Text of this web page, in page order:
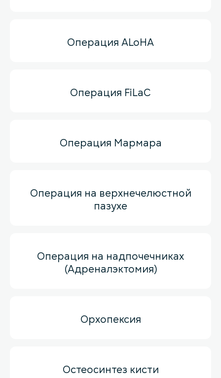
Операция ALoHA
Операция FiLaC
Операция Мармара
Операция на верхнечелюстной
пазухе
Операция на надпочечниках
(Адреналэктомия)
Орхопексия
Остеосинтез кисти